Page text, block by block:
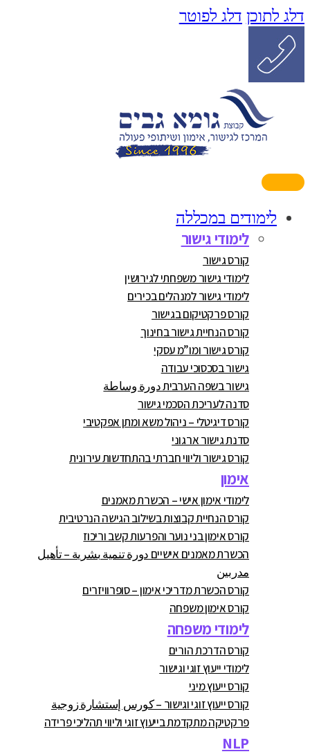
דלג לתוכן דלג לפוטר
לימודים במכללה
לימודי גישור
קורס גישור
לימודי גישור משפחתי לגירושין
לימודי גישור למנהלים בכירים
קורס פרקטיקום בגישור
קורס הנחיית גישור בחינוך
קורס גישור ומו”מ עסקי
גישור בסכסוכי עבודה
גישור בשפה הערבית دورة وساطة
סדנה לעריכת הסכמי גישור
קורס דיגיטלי – ניהול משא ומתן אפקטיבי
סדנת גישור ארגוני
קורס גישור וליווי חברתי בהתחדשות עירונית
אימון
לימודי אימון אישי – הכשרת מאמנים
קורס הנחיית קבוצות בשילוב הגישה הנרטיבית
קורס אימון בני נוער והפרעות קשב וריכוז
הכשרת מאמנים אישיים دورة تنمية بشرية – تأهيل
مدربين
קורס הכשרת מדריכי אימון – סופרוויזרים
קורס אימון משפחה
לימודי משפחה
קורס הדרכת הורים
לימודי ייעוץ זוגי וגישור
קורס ייעוץ מיני
קורס ייעוץ זוגי וגישור – كورس إستشارة زوجية
פרקטיקה מתקדמת בייעוץ זוגי וליווי תהליכי פרידה
NLP